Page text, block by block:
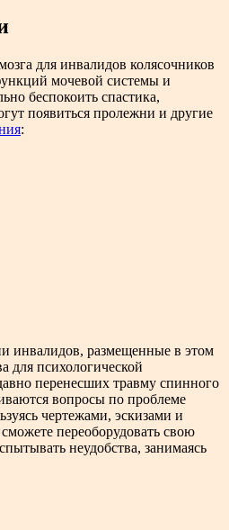
для инвалидов колясочников
мочевой системы и
беспокоить спастика,
появиться пролежни и другие
:
инвалидов, размещенные в этом
для психологической
перенесших травму спинного
вопросы по проблеме
чертежами, эскизами и
переоборудовать свою
неудобства, занимаясь